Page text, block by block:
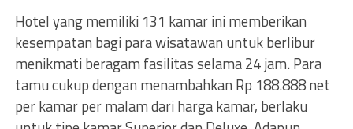
Hotel yang memiliki 131 kamar ini memberikan
kesempatan bagi para wisatawan untuk berlibur
menikmati beragam fasilitas selama 24 jam. Para
tamu cukup dengan menambahkan Rp 188.888 net
per kamar per malam dari harga kamar, berlaku